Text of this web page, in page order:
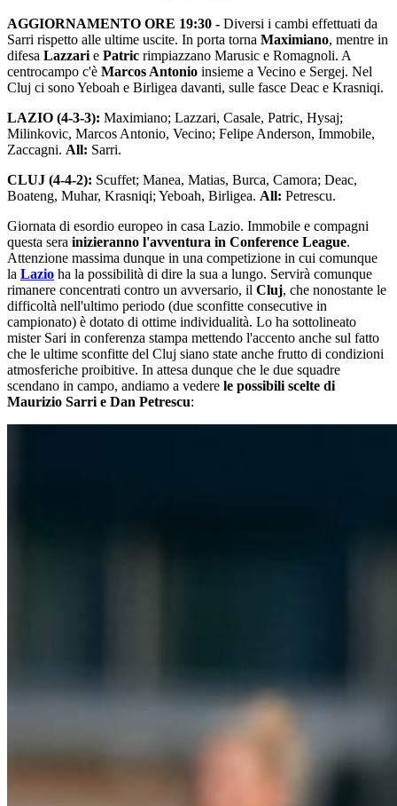
AGGIORNAMENTO ORE 19:30 - Diversi i cambi effettuati da
Sarri rispetto alle ultime uscite. In porta torna Maximiano, mentre in
difesa Lazzari e Patric rimpiazzano Marusic e Romagnoli. A
centrocampo c'è Marcos Antonio insieme a Vecino e Sergej. Nel
Cluj ci sono Yeboah e Birligea davanti, sulle fasce Deac e Krasniqi.
LAZIO (4-3-3): Maximiano; Lazzari, Casale, Patric, Hysaj;
Milinkovic, Marcos Antonio, Vecino; Felipe Anderson, Immobile,
Zaccagni. All: Sarri.
CLUJ (4-4-2): Scuffet; Manea, Matias, Burca, Camora; Deac,
Boateng, Muhar, Krasniqi; Yeboah, Birligea. All: Petrescu.
Giornata di esordio europeo in casa Lazio. Immobile e compagni
questa sera inizieranno l'avventura in Conference League.
Attenzione massima dunque in una competizione in cui comunque
la Lazio ha la possibilità di dire la sua a lungo. Servirà comunque
rimanere concentrati contro un avversario, il Cluj, che nonostante le
difficoltà nell'ultimo periodo (due sconfitte consecutive in
campionato) è dotato di ottime individualità. Lo ha sottolineato
mister Sari in conferenza stampa mettendo l'accento anche sul fatto
che le ultime sconfitte del Cluj siano state anche frutto di condizioni
atmosferiche proibitive. In attesa dunque che le due squadre
scendano in campo, andiamo a vedere le possibili scelte di
Maurizio Sarri e Dan Petrescu: